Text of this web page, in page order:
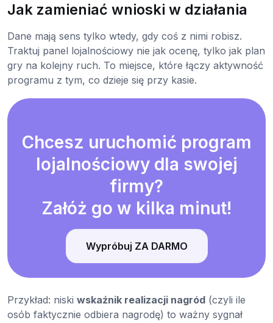
Jak zamieniać wnioski w działania
Dane mają sens tylko wtedy, gdy coś z nimi robisz.
Traktuj panel lojalnościowy nie jak ocenę, tylko jak plan
gry na kolejny ruch. To miejsce, które łączy aktywność
programu z tym, co dzieje się przy kasie.
Chcesz uruchomić program
lojalnościowy dla swojej
firmy?
Załóż go w kilka minut!
Wypróbuj ZA DARMO
Przykład: niski wskaźnik realizacji nagród (czyli ile
osób faktycznie odbiera nagrodę) to ważny sygnał